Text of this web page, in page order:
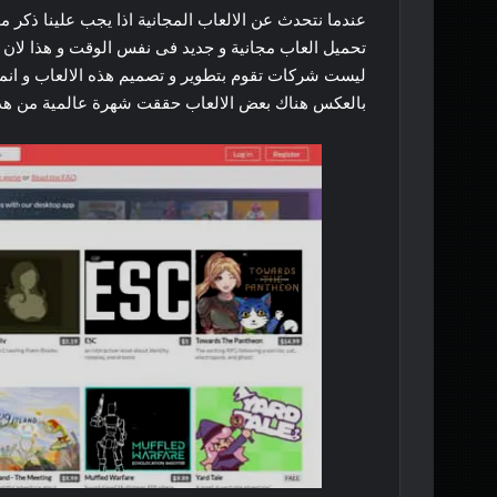
عندما نتحدث عن الالعاب المجانية اذا يجب علينا ذكر
تحميل العاب مجانية و جديد فى نفس الوقت و هذا
ليست شركات تقوم بتطوير و تصميم هذه الالعاب و
بالعكس هناك بعض الالعاب حققت شهرة عالمية من